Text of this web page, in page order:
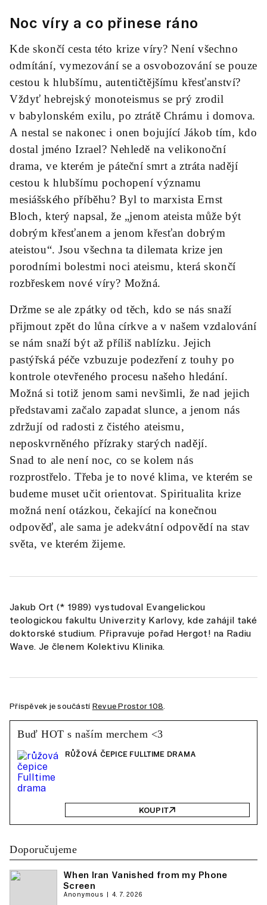
Noc víry a co přinese ráno
Kde skončí cesta této krize víry? Není všechno
odmítání, vymezování se a osvobozování se pouze
cestou k hlubšímu, autentičtějšímu křesťanství?
Vždyť hebrejský monoteismus se prý zrodil
v babylonském exilu, po ztrátě Chrámu i domova.
A nestal se nakonec i onen bojující Jákob tím, kdo
dostal jméno Izrael? Nehledě na velikonoční
drama, ve kterém je páteční smrt a ztráta nadějí
cestou k hlubšímu pochopení významu
mesiášského příběhu? Byl to marxista Ernst
Bloch, který napsal, že „jenom ateista může být
dobrým křesťanem a jenom křesťan dobrým
ateistou“. Jsou všechna ta dilemata krize jen
porodními bolestmi noci ateismu, která skončí
rozbřeskem nové víry? Možná.
Držme se ale zpátky od těch, kdo se nás snaží
přijmout zpět do lůna církve a v našem vzdalování
se nám snaží být až příliš nablízku. Jejich
pastýřská péče vzbuzuje podezření z touhy po
kontrole otevřeného procesu našeho hledání.
Možná si totiž jenom sami nevšimli, že nad jejich
představami začalo zapadat slunce, a jenom nás
zdržují od radosti z čistého ateismu,
neposkvrněného přízraky starých nadějí.
Snad to ale není noc, co se kolem nás
rozprostřelo. Třeba je to nové klima, ve kterém se
budeme muset učit orientovat. Spiritualita krize
možná není otázkou, čekající na konečnou
odpověď, ale sama je adekvátní odpovědí na stav
světa, ve kterém žijeme.
Jakub Ort (* 1989) vystudoval Evangelickou
teologickou fakultu Univerzity Karlovy, kde zahájil také
doktorské studium. Připravuje pořad Hergot! na Radiu
Wave. Je členem Kolektivu Klinika.
Příspěvek je součástí Revue Prostor 108
Buď HOT s naším merchem <3
RŮŽOVÁ ČEPICE FULLTIME DRAMA
KOUPIT
Doporučujeme
When Iran Vanished from my Phone
Screen
Anonymous 4. 7. 2026